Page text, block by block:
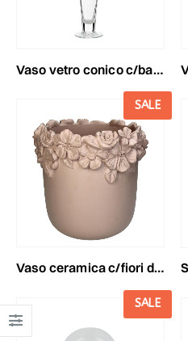
vaso vetro conico c/base d.13 cm h.70 cm trasparente
SALE
vaso ceramica c/fiori d.30 cm h.30 cm beige
SALE